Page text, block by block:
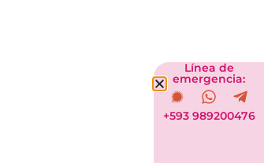
Línea de
emergencia:
+593 989200476